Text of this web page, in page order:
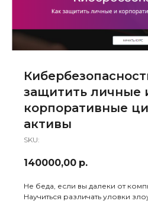
защитить личные
корпоративные
активы
SKU:
140000,00 р.
Не беда, если вы далеки от
Научиться различать уловки